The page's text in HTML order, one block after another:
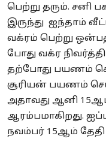
பெற்று தரும். சனி
இருந்து ஐந்தாம்
வக்ரம் பெற்று
போது வக்ர
தற்போது பயணம்
சூரியன் பயணம்
அதாவது ஆனி
ஆரம்பமாகிறது.
நவம்பர் 15ஆம் தேதி